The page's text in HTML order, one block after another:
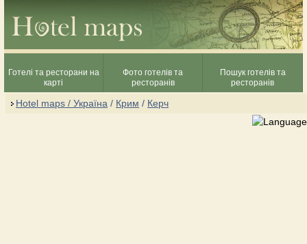
Готелі та ресторани на
карті
Фото готелів та
ресторанів
Пошук готелів та
ресторанів
Hotel maps / Україна / Крим / Керч